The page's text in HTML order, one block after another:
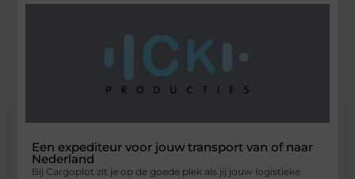
Een expediteur voor jouw transport van of naar
Nederland
Bij Cargoplot zit je op de goede plek als jij jouw logistieke